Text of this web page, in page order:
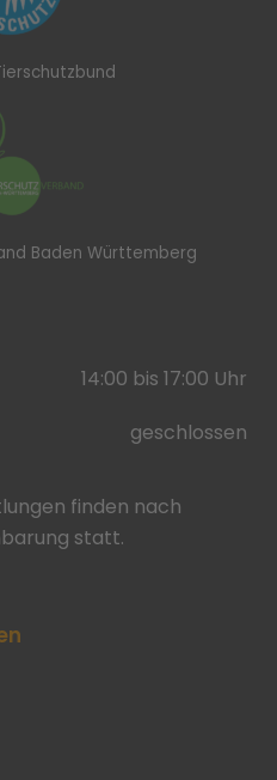
Baden Württemberg
14:00 bis 17:00 Uhr
geschlossen
finden nach
statt.